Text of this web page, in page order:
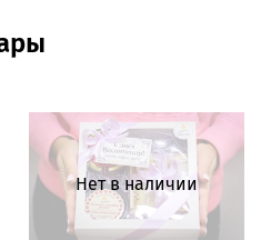
Нет в наличии